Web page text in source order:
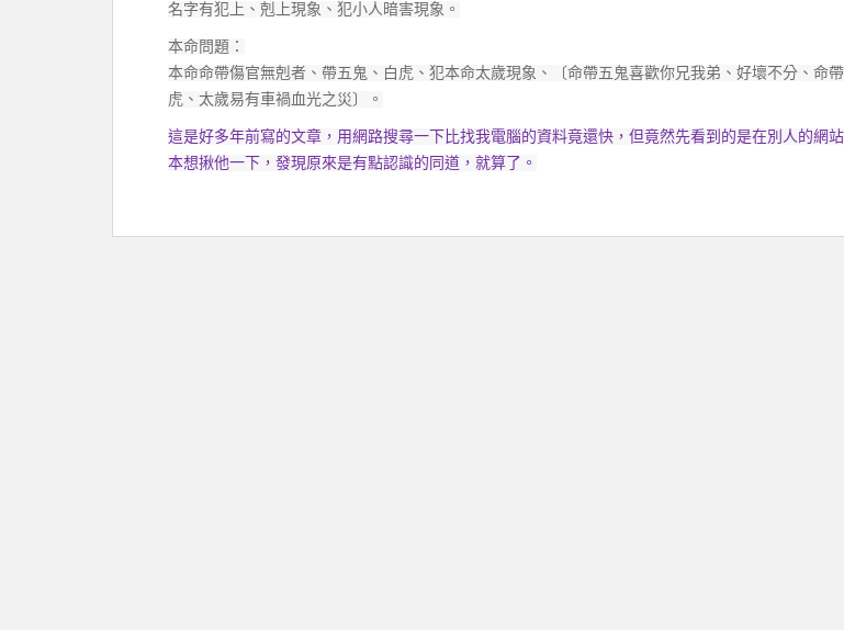
名字有犯上、剋上現象、犯小人暗害現象。
本命問題：
本命命帶傷官無剋者、帶五鬼、白虎、犯本命太歲現象、〔命帶五鬼喜歡你兄我弟、好壞不分、命
虎、太歲易有車禍血光之災〕。
這是好多年前寫的文章，用網路搜尋一下比找我電腦的資料竟還快，但竟然先看到的是在別人的網站
本想揪他一下，發現原來是有點認識的同道，就算了。